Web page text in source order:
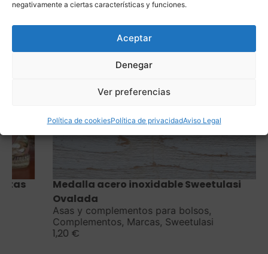
negativamente a ciertas características y funciones.
Aceptar
Denegar
Ver preferencias
Política de cookiesPolítica de privacidadAviso Legal
Saber más
Medalla acero inoxidable Sweetulasi
Ovalada
Asas y complementos para bolsos,
Complementos,Marcas ,Sweetulasi